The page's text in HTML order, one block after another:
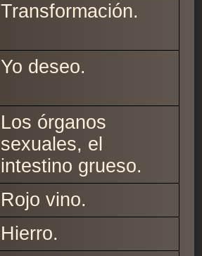
Transformación.
Yo deseo.
Los órganos
sexuales, el
intestino grueso.
Rojo vino.
Hierro.